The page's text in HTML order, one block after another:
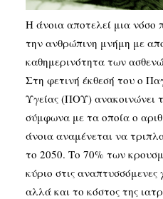
Η άνοια αποτελεί μια νόσο
την ανθρώπινη μνήμη με
καθημερινότητα των
Στη φετινή έκθεσή του ο
Υγείας (ΠΟΥ) ανακοινώνει
σύμφωνα με τα οποία ο
άνοια αναμένεται να
το 2050. Το 70% των
κύριο στις
αλλά και το κόστος της